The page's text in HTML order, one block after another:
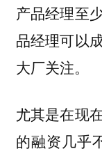
产品经理至
品经理可以
大厂关注。
尤其是在现
的融资几乎